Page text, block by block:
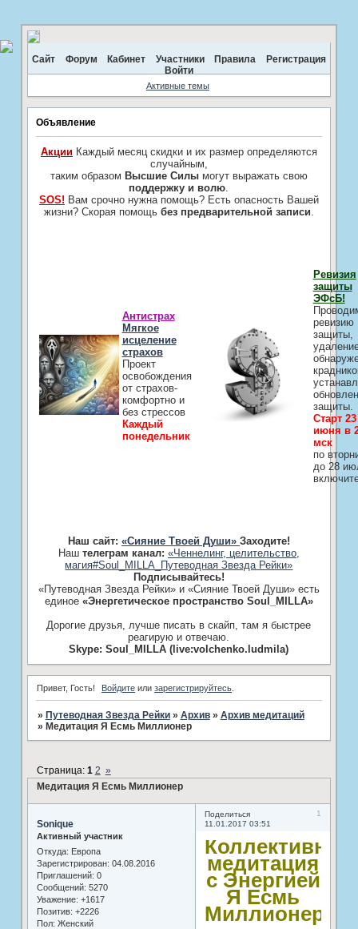
Сайт Форум Кабинет Участники Правила
Регистрация
Войти
Активные темы
Объявление
АкцииКаждый месяц скидки и их размер определяются
случайным,
таким образом Высшие Силымогут выражать свою
поддержку и волю
SOS! Вам срочно нужна помощь? Есть опасность Вашей
жизни? Скорая помощь без предварительной записи
Антистрах
Мягкое
исцеление
страхов
Проект
освобождения
от страхов-
комфортно и
без стрессов
Каждый
понедельник
Ревизия
защиты
ЭФсБ!
ревизию
защиты,
защиты.
Старт 23
июня в
мск
по
до 28
Наш сайт: «Сияние Твоей Души» Заходите!
Наш телеграм канал: «Ченнелинг, целительство,
магия#Soul_MILLA_Путеводная Звезда Рейки»
Подписывайтесь!
«Путеводная Звезда Рейки» и «Сияние Твоей Души» есть
единое «Энергетическое пространство Soul_MILLA»
Дорогие друзья, лучше писать в скайп, там я быстрее
реагирую и отвечаю.
Skype: Soul_MILLA (live:volchenko.ludmila)
Привет, Гость! Войдите илизарегистрируйтесь
» Путеводная Звезда Рейки » ­Архив » ­Архив медитаций
» Медитация Я Есмь Миллионер
Медитация Я Есмь Миллионер
Страница: 1 2 »
Поделиться
1
11.01.2017 03:51
Sonique
Активный участник
Откуда: Европа
Зарегистрирован: 04.08.2016
Приглашений: 0
Сообщений: 5270
Уважение: +1617
Позитив: +2226
Пол: Женский
Коллективная
медитация
с Энергией
Я Есмь
Миллионер